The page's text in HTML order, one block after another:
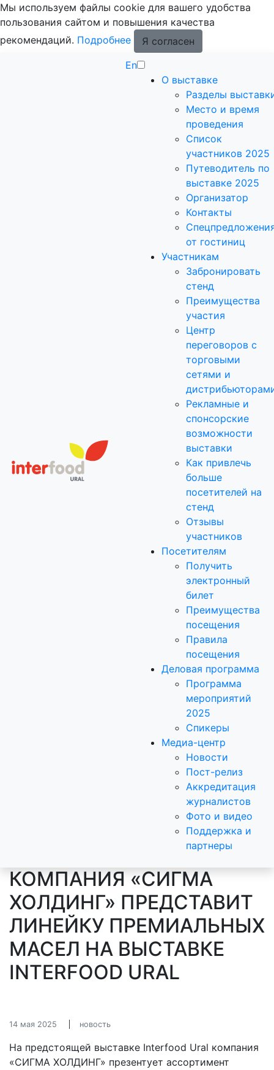
Мы используем файлы cookie для вашего удобства
пользования сайтом и повышения качества
рекомендаций. Подробнее
Я согласен
En
О выставке
Разделы
Место и время
проведения
Список
участников 2025
Путеводитель по
выставке 2025
Организатор
Контакты
от гостиниц
Участникам
Забронировать
стенд
Преимущества
участия
Центр
переговоров с
торговыми
сетями и
Рекламные и
спонсорские
возможности
выставки
Как привлечь
больше
посетителей на
стенд
Отзывы
участников
Посетителям
Получить
электронный
билет
Преимущества
посещения
Правила
посещения
Деловая программа
Программа
мероприятий
2025
Спикеры
Медиа-центр
Новости
Пост-релиз
Аккредитация
журналистов
Фото и видео
Поддержка и
партнеры
КОМПАНИЯ «СИГМА
ХОЛДИНГ» ПРЕДСТАВИТ
ЛИНЕЙКУ ПРЕМИАЛЬНЫХ
МАСЕЛ НА ВЫСТАВКЕ
INTERFOOD URAL
14 мая 2025 новость
На предстоящей выставке Interfood Ural компания
«СИГМА ХОЛДИНГ» презентует ассортимент